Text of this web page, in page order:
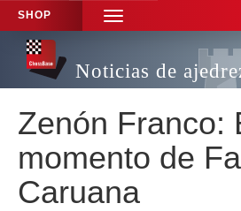
SHOP
TOGGLE
NAVIGATION
Noticias de
Zenón Franco:
momento de
Caruana